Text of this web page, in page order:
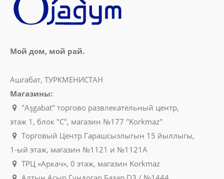
Мой дом, мой рай.
Ашгабат, ТУРКМЕНИСТАН
Магазины:
"Aşgabat" торгово развлекательный центр,
этаж 1, блок "C", магазин №177 "Korkmaz"
Торговый Центр Гарашсызлыгын 15 йыллыгы,
1-ый этаж, магазин №1121 и №1121A
ТРЦ «Аркач», 0 этаж, магазин Korkmaz